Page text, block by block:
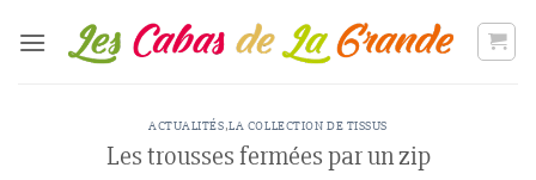
au
ACTUALITÉS,LA COLLECTION DE TISSUS
Les trousses fermées par un zip